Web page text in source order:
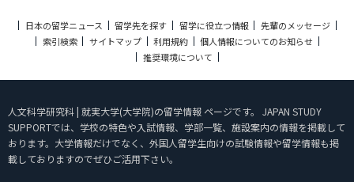
日本の留学ニュース 留学先を探す 留学に役立つ情報
先輩のメッセージ
索引検索
サイトマップ 利用規約
個人情報についてのお知らせ
推奨環境について
人文科学研究科 | 就実大学(大学院)の留学情報 ページです。 JAPAN STUDY
SUPPORTでは、学校の特色や入試情報、学部一覧、施設案内の情報を掲載して
おります。大学情報だけでなく、外国人留学生向けの試験情報や留学情報も掲
載しておりますのでぜひご活用下さい。